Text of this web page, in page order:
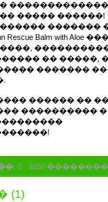
����� ������!
�������
Rescue Balm with
�� �����,
�������
������ ��
���������� �
0 3250